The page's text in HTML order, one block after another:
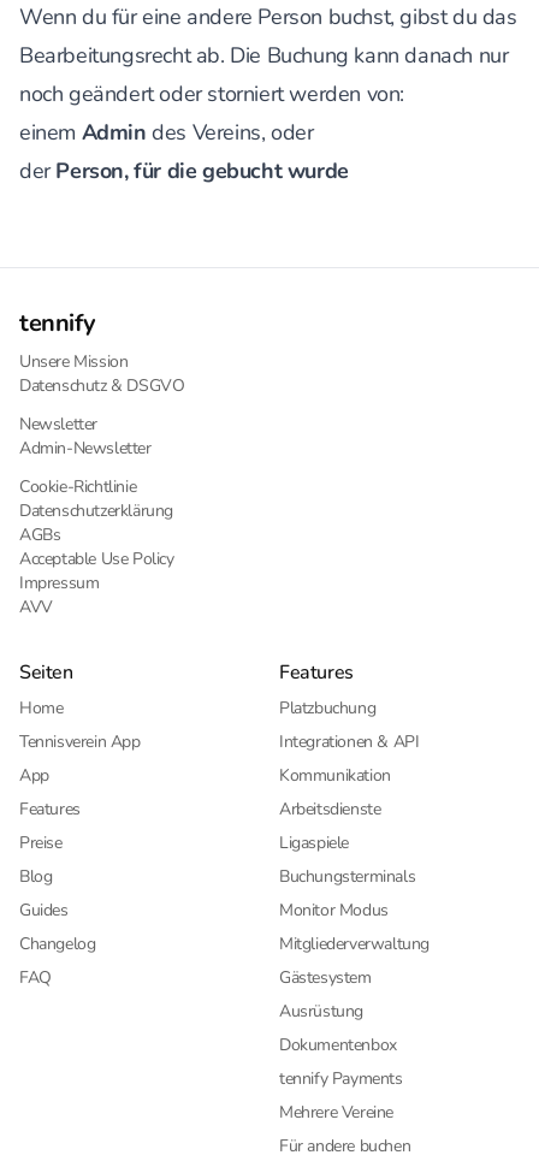
Wenn du für eine andere Person buchst, gibst du das
Bearbeitungsrecht ab. Die Buchung kann danach nur
noch geändert oder storniert werden von:
einem Admin des Vereins, oder
derPerson, für die gebucht wurde
tennify
Unsere Mission
Datenschutz & DSGVO
Newsletter
Admin-Newsletter
Cookie-Richtlinie
Datenschutzerklärung
AGBs
Acceptable Use Policy
Impressum
AVV
Seiten
Home
Tennisverein App
App
Features
Preise
Blog
Guides
Changelog
FAQ
Features
Platzbuchung
Integrationen & API
Kommunikation
Arbeitsdienste
Ligaspiele
Buchungsterminals
Monitor Modus
Mitgliederverwaltung
Gästesystem
Ausrüstung
Dokumentenbox
tennify Payments
Mehrere Vereine
Für andere buchen